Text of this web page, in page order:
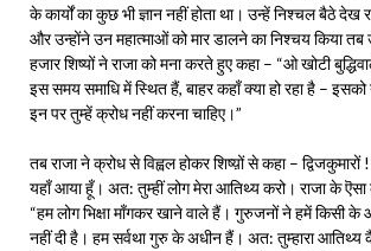
के कार्यों का कुछ भी ज्ञान नहीं होता था। उन्हें निश्चल बैठे देख
और उन्होंने उन महात्माओं को मार डालने का निश्चय किया
हजार शिष्यों ने राजा को मना करते हुए कहा – “ओ खोटी
इस समय समाधि में स्थित हैं, बाहर कहाँ क्या हो रहा है –
इन पर तुम्हें क्रोध नहीं करना चाहिए।”
तब राजा ने क्रोध से विह्वल होकर शिष्य़ों से कहा – द्विजकुमारों
यहाँ आया हूँ। अत: तुम्हीं लोग मेरा आतिथ्य करो। राजा के
“हम लोग भिक्षा माँगकर खाने वाले हैं। गुरुजनों ने हमें किसी के
नहीं दी है। हम सर्वथा गुरु के अधीन हैं। अत: तुम्हारा